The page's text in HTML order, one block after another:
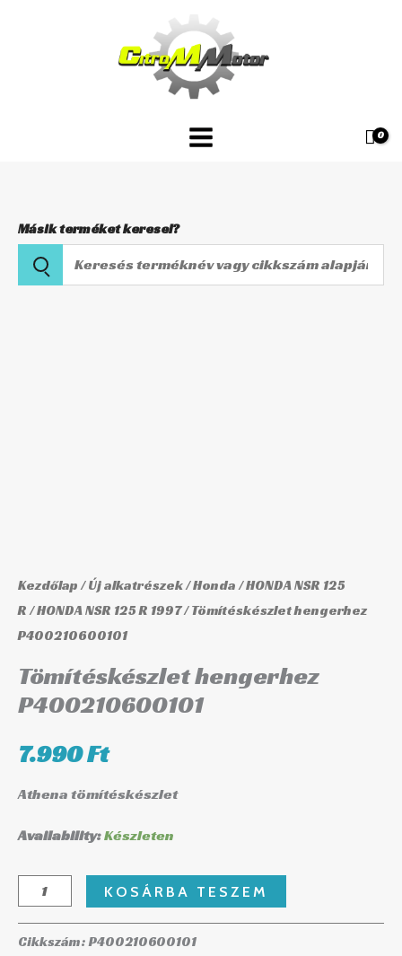
Másik terméket keresel?
Keresés
terméknév
Kezdőlap/Új alkatrészek/Honda/HONDA NSR 125
R/HONDA NSR 125 R 1997/ Tömítéskészlet hengerhez
P400210600101
Tömítéskészlet hengerhez
P400210600101
7.990Ft
Athena tömítéskészlet
Availability:Készleten
KOSÁRBA TESZEM
Cikkszám:P400210600101